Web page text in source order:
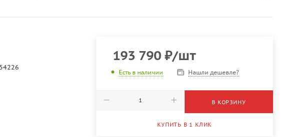
193 790₽/шт
Есть в наличии Нашли дешевле?
В КОРЗИНУ
КУПИТЬ В 1 КЛИК